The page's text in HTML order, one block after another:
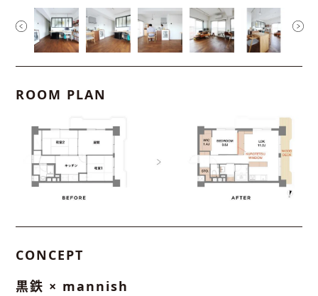
ROOM PLAN
CONCEPT
黒鉄 × mannish